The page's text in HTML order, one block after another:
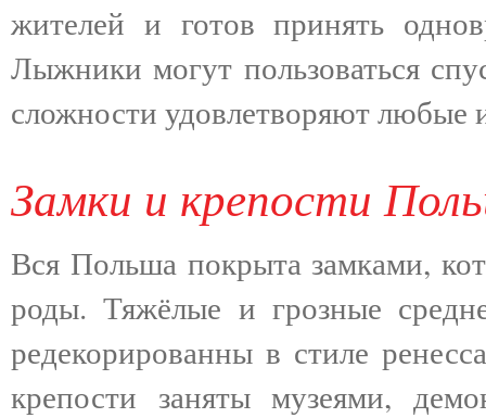
жителей и готов принять
Лыжники могут пользоваться
сложности удовлетворяют любые
Замки и крепости
Вся Польша покрыта замками,
роды. Тяжёлые и грозные
редекорированны в стиле
крепости заняты музеями,